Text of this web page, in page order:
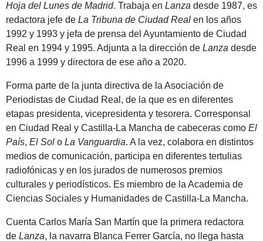
Hoja del Lunes de Madrid. Trabaja en Lanza desde 1987, es
redactora jefe de La Tribuna de Ciudad Real en los años
1992 y 1993 y jefa de prensa del Ayuntamiento de Ciudad
Real en 1994 y 1995. Adjunta a la dirección de Lanza desde
1996 a 1999 y directora de ese año a 2020.
Forma parte de la junta directiva de la Asociación de
Periodistas de Ciudad Real, de la que es en diferentes
etapas presidenta, vicepresidenta y tesorera. Corresponsal
en Ciudad Real y Castilla-La Mancha de cabeceras como El
País, El Sol o La Vanguardia. A la vez, colabora en distintos
medios de comunicación, participa en diferentes tertulias
radiofónicas y en los jurados de numerosos premios
culturales y periodísticos. Es miembro de la Academia de
Ciencias Sociales y Humanidades de Castilla-La Mancha.
Cuenta Carlos María San Martín que la primera redactora
de Lanza, la navarra Blanca Ferrer García, no llega hasta